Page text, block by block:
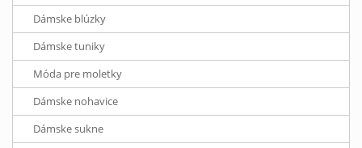
Dámske blúzky
Dámske tuniky
Móda pre moletky
Dámske nohavice
Dámske sukne